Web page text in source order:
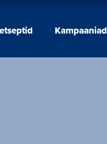
Kampaaniad
Kampaaniad